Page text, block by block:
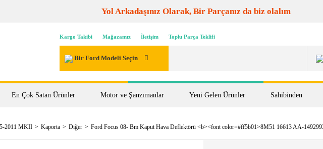
Yol Arkadaşınız Olarak, Bir Parçanız da biz olalım
Kargo Takibi Mağazamız İletişim Toplu Parça Teklifi
Bir Ford Modeli Seçin
En Çok Satan Ürünler Motor ve Şanzımanlar Yeni Gelen Ürünler Sahibinden
2011 MKII Kaporta Diğer Ford Focus 08- Bm Kaput Hava Deflektörü <b><font color=#ff5b01>8M51 16613 AA-